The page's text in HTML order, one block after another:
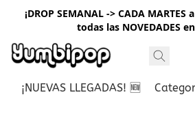
¡DROP SEMANAL -> CADA
todas las NOVEDADES
¡NUEVAS LLEGADAS! 🆕